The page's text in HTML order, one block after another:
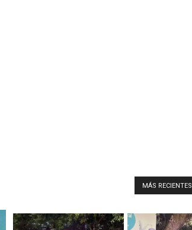
MÁS RECIENTES